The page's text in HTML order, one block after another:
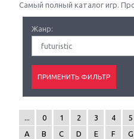
Самый полный каталог игр.
Жанр:
futuristic
0 1 2 3 4 5
A
B C D E F G